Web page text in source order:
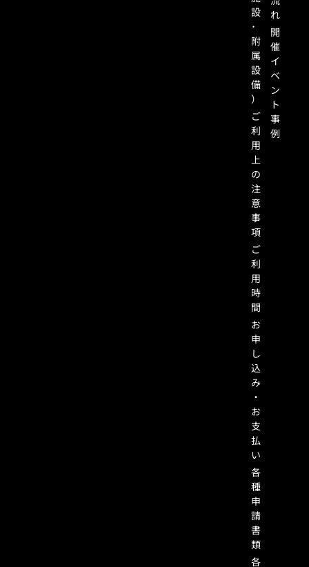
設
･
附
属
設
備
）
ご
利
用
上
の
注
意
事
項
ご
利
用
時
間
お
申
し
込
み
・
お
支
払
い
各
種
申
請
書
類
各
れ
開
催
イ
ベ
ン
ト
事
例